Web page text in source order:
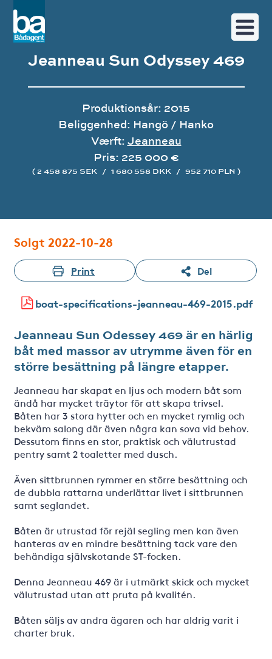
Jeanneau Sun Odyssey 469
Produktionsår: 2015
Beliggenhed: Hangö / Hanko
Værft: Jeanneau
Pris: 225 000 €
( 2 458 875 SEK / 1 680 558 DKK / 952 710 PLN )
Solgt 2022-10-28
Print Del
boat-specifications-jeanneau-469-2015.pdf
Jeanneau Sun Odessey 469 är en härlig
båt med massor av utrymme även för en
större besättning på längre etapper.
Jeanneau har skapat en ljus och modern båt som
ändå har mycket träytor för att skapa trivsel.
Båten har 3 stora hytter och en mycket rymlig och
bekväm salong där även några kan sova vid behov.
Dessutom finns en stor, praktisk och välutrustad
pentry samt 2 toaletter med dusch.
Även sittbrunnen rymmer en större besättning och
de dubbla rattarna underlättar livet i sittbrunnen
samt seglandet.
Båten är utrustad för rejäl segling men kan även
hanteras av en mindre besättning tack vare den
behändiga självskotande ST-focken.
Denna Jeanneau 469 är i utmärkt skick och mycket
välutrustad utan att pruta på kvalitén.
Båten säljs av andra ägaren och har aldrig varit i
charter bruk.